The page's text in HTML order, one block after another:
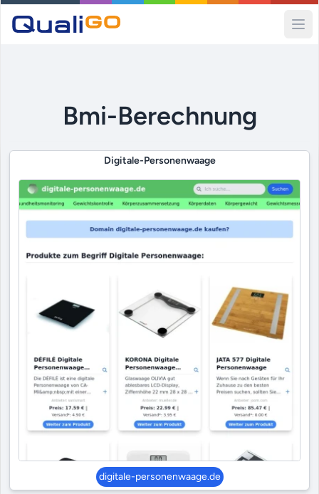
Bmi-Berechnung
Digitale-Personenwaage
digitale-personenwaage.de